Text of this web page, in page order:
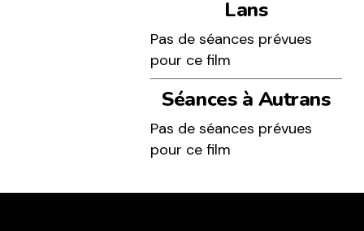
Lans
Pas de séances prévues
pour ce film
Séances à Autrans
Pas de séances prévues
pour ce film